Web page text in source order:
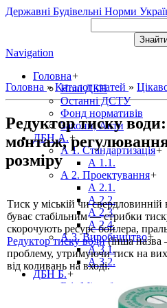
Державні Будівельні Норми
Navigation
Головна+
Нові ДБН
Останні ДСТУ
Фонд нормативів
Закони, Акти
ДБН А.+
А 1. Стандартизація+
А 1.1.
А 2. Проектування+
А 2.1.
А 2.2.
А 2.3.
А 2.4.
А 3. Виробництво+
А 3.1.
А 3.2.
ДБН Б.+
Б 1. Містобудування+
Головна » Каталог статей »
Редуктор тиску
монтаж,
розміру
Тиск у міській чи свердловинній
буває стабільним — стрибки
скорочують ресурс бойлера,
Редуктор тиску води(інша назва
проблему, утримуючи тиск на
від коливань на вході.